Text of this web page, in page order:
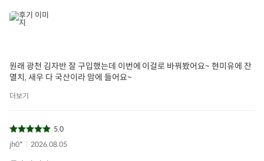
원래 광천 김자반 잘 구입했는데 이번에 이걸로 바꿔봤어요~ 현미유에 잔
멸치, 새우 다 국산이라 맘에 들어요~
더보기
5.0
jh0*
2026.08.05